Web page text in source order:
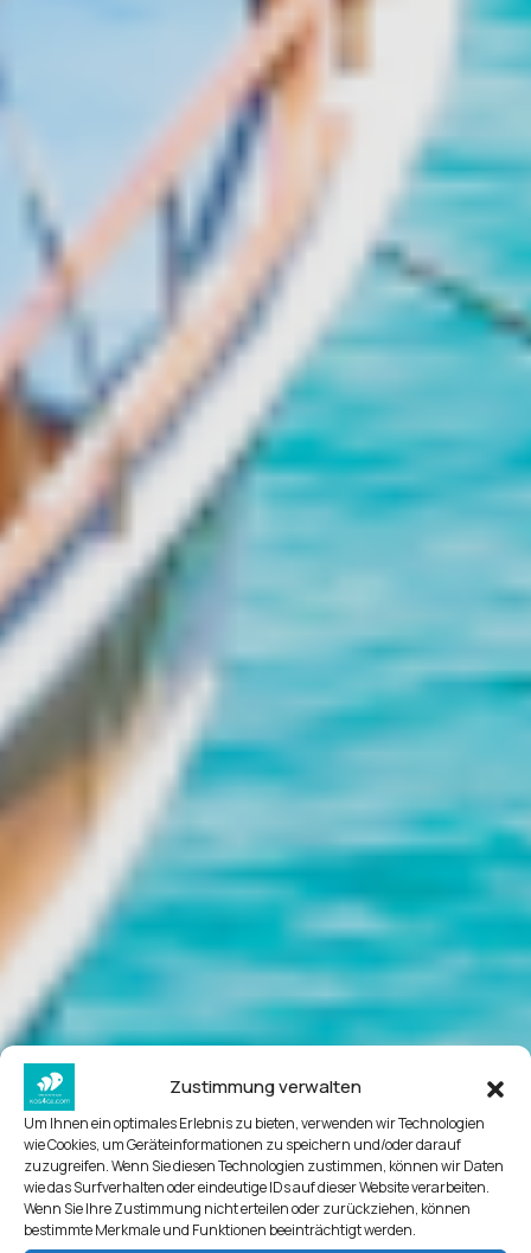
Zustimmung verwalten
Um Ihnen ein optimales Erlebnis zu bieten, verwenden wir Technologien
wie Cookies, um Geräteinformationen zu speichern und/oder darauf
zuzugreifen. Wenn Sie diesen Technologien zustimmen, können wir Daten
wie das Surfverhalten oder eindeutige IDs auf dieser Website verarbeiten.
Wenn Sie Ihre Zustimmung nicht erteilen oder zurückziehen, können
bestimmte Merkmale und Funktionen beeinträchtigt werden.